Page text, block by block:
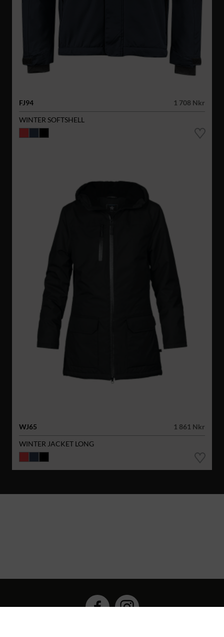
FJ94
1 708 Nkr
WINTER SOFTSHELL
WJ65
1 861 Nkr
WINTER JACKET LONG